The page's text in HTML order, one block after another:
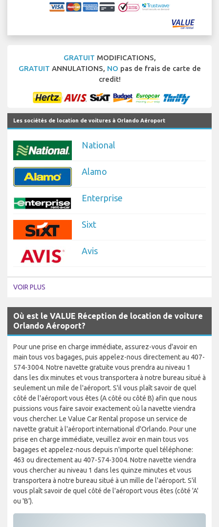
GRATUIT MODIFICATIONS,
GRATUIT ANNULATIONS, NO pas de frais de carte de
credit!
Les sociétés de location de voitures à Orlando Aéroport
National
Alamo
Enterprise
Sixt
Avis
VOIR PLUS
Où est le VALUE Réception de location de voiture
Orlando Aéroport?
Pour une prise en charge immédiate, assurez-vous d'avoir en
main tous vos bagages, puis appelez-nous directement au 407-
574-3004. Notre navette gratuite vous prendra au niveau 1
dans les dix minutes et vous transportera à notre bureau situé à
seulement un mile de l'aéroport. S'il vous plaît savoir de quel
côté de l'aéroport vous êtes (A côté ou côté B) afin que nous
puissions vous faire savoir exactement où la navette viendra
vous chercher. Le Value Car Rental propose un service de
navette gratuit à l'aéroport international d'Orlando. Pour une
prise en charge immédiate, veuillez avoir en main tous vos
bagages et appelez-nous depuis n'importe quel téléphone:
463 ou directement au 407-574-3004. Notre navette viendra
vous chercher au niveau 1 dans les quinze minutes et vous
transportera à notre bureau situé à un mille de l'aéroport. S'il
vous plaît savoir de quel côté de l'aéroport vous êtes (côté 'A'
ou 'B').